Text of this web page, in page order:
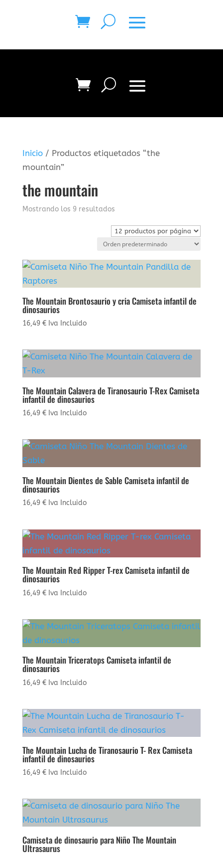
Inicio/ Productos etiquetados “the
mountain”
the mountain
Mostrando los 9 resultados
The Mountain Brontosaurio y cria Camiseta infantil de
dinosaurios
16,49 € Iva Incluido
The Mountain Calavera de Tiranosaurio T-Rex Camiseta
infantil de dinosaurios
16,49 € Iva Incluido
The Mountain Dientes de Sable Camiseta infantil de
dinosaurios
16,49 € Iva Incluido
The Mountain Red Ripper T-rex Camiseta infantil de
dinosaurios
16,49 € Iva Incluido
The Mountain Triceratops Camiseta infantil de
dinosaurios
16,49 € Iva Incluido
The Mountain Lucha de Tiranosaurio T- Rex Camiseta
infantil de dinosaurios
16,49 € Iva Incluido
Camiseta de dinosaurio para Niño The Mountain
Ultrasaurus